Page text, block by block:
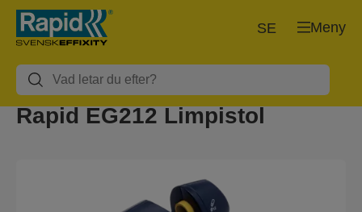
Meny
SE
Rapid EG212 Limpistol